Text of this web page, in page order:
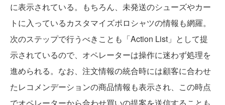
に表示されている。もちろん、未発送のシューズやカー
トに入っているカスタマイズポロシャツの情報も網羅。
次のステップで行うべきことも「Action List」として提
示されているので、オペレーターは操作に迷わず処理を
進められる。なお、注文情報の統合時には顧客に合わせ
たレコメンデーションの商品情報も表示され、この時点
でオペレーターから合わせ買いの提案を送信することも